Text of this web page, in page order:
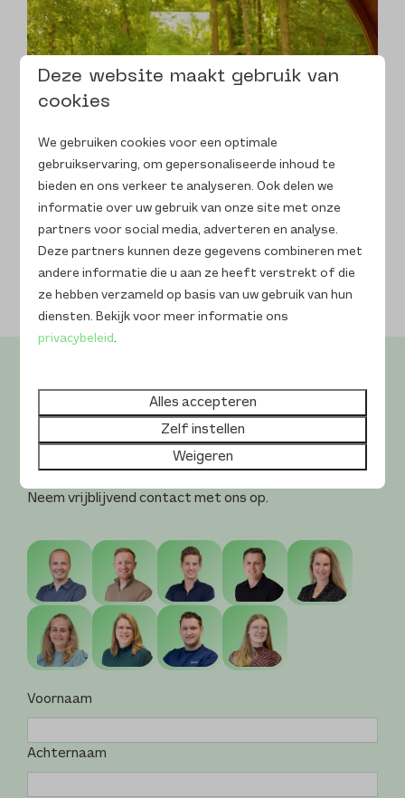
Slimmer werken.
Wij helpen je daarbij.
Neem vrijblijvend contact met ons op.
Voornaam
Achternaam
Deze website maakt gebruik van
cookies
We gebruiken cookies voor een optimale
gebruikservaring, om gepersonaliseerde inhoud te
bieden en ons verkeer te analyseren. Ook delen we
informatie over uw gebruik van onze site met onze
partners voor social media, adverteren en analyse.
Deze partners kunnen deze gegevens combineren met
andere informatie die u aan ze heeft verstrekt of die
ze hebben verzameld op basis van uw gebruik van hun
diensten. Bekijk voor meer informatie ons
privacybeleid.
Alles accepteren
Zelf instellen
Weigeren